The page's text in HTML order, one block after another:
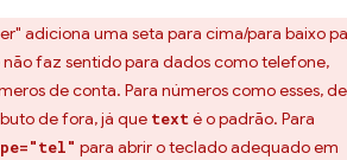
adiciona uma seta para cima/para baixo
faz sentido para dados como telefone,
de conta. Para números como esses,
de fora, já que texté o padrão. Para
para abrir o teclado adequado em